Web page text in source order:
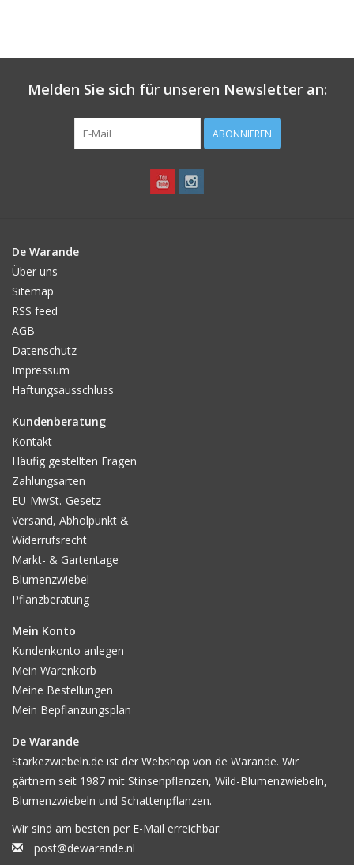
Melden Sie sich für unseren Newsletter an:
ABONNIEREN
De Warande
Über uns
Sitemap
RSS feed
AGB
Datenschutz
Impressum
Haftungsausschluss
Kundenberatung
Kontakt
Häufig gestellten Fragen
Zahlungsarten
EU-MwSt.-Gesetz
Versand, Abholpunkt &
Widerrufsrecht
Markt- & Gartentage
Blumenzwiebel-
Pflanzberatung
Mein Konto
Kundenkonto anlegen
Mein Warenkorb
Meine Bestellungen
Mein Bepflanzungsplan
De Warande
Starkezwiebeln.de ist der Webshop von de Warande. Wir
gärtnern seit 1987 mit Stinsenpflanzen, Wild-Blumenzwiebeln,
Blumenzwiebeln und Schattenpflanzen.
Wir sind am besten per E-Mail erreichbar:
post@dewarande.nl